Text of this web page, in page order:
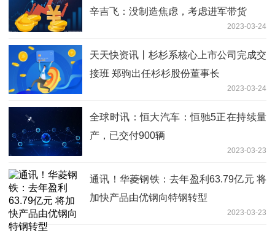
辛吉飞：没制造焦虑，考虑进军带货
2023-03-24
天天快资讯丨杉杉系核心上市公司完成交
接班 郑驹出任杉杉股份董事长
2023-03-24
全球时讯：恒大汽车：恒驰5正在持续量
产，已交付900辆
2023-03-23
通讯！华菱钢铁：去年盈利63.79亿元 将
加快产品由优钢向特钢转型
2023-03-23